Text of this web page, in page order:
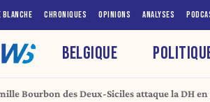
BLANCHE CHRONIQUES OPINIONS ANALYSES
BELGIQUE
Bourbon des Deux-Siciles attaque la DH